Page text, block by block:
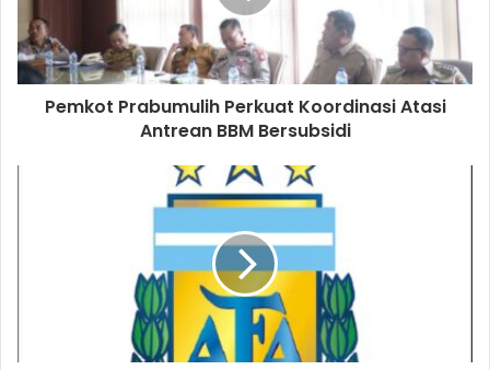
percepatan transformasi digital layanan pertanahan,
termasuk digitalisasi dokumen dan sertifikat elektronik,
sehingga pelayanan menjadi semakin efektif, efisien, dan
mampu meminimalisir potensi sengketa maupun praktik
penyalahgunaan dokumen pertanahan.
Dalam kesempatan tersebut, turut dilantik tiga PPAT baru,
Naufal Abdurrahman, S.H., M.Kn., Kurnia Rizky
Azzahra, S.H., M.Kn.,danMuhammad Ilmi Abi Halim, S.H.,
Dengan bertambahnya jumlah PPAT di Kabupaten Muara
Enim, diharapkan pelayanan pertanahan semakin optimal
Pemkot Prabumulih Perkuat Koordinasi Atasi
Antrean BBM Bersubsidi